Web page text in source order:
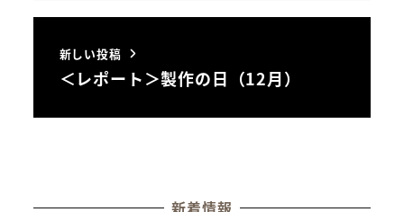
新しい投稿
＜レポート＞製作の日（12月）
新着情報